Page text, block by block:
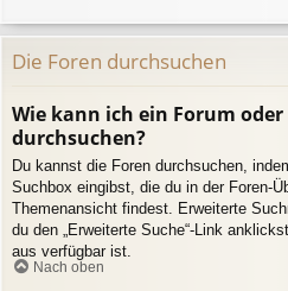
Die Foren durchsuchen
Wie kann ich ein Forum
durchsuchen?
Du kannst die Foren durchsuchen,
Suchbox eingibst, die du in der Foren-
Themenansicht findest. Erweiterte
du den „Erweiterte Suche“-Link
aus verfügbar ist.
Nach oben